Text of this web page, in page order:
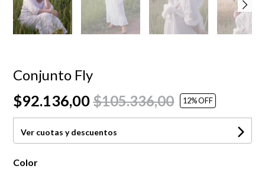
Conjunto Fly
$92.136,00$105.336,00 12% OFF
Ver cuotas y descuentos
Color